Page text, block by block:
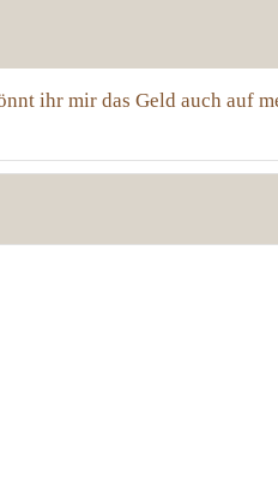
ihr mir das Geld auch auf